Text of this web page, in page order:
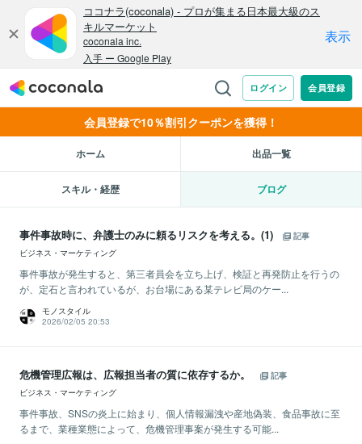
会員登録で10％割引クーポンを獲得！
ホーム 出品一覧
スキル・経歴 ブログ
事件事故時に、弁護士のみに頼るリスクを考える。(1)
記事
ビジネス・マーケティング
事件事故が発生すると、第三者員会を立ち上げ、検証と再発防止を行うの
が、定石と言われているが、お台場にある某テレビ局のケー...
モノスタイル
2026/02/05 20:53
危機管理広報は、広報担当者の質に依存するか。
記事
ビジネス・マーケティング
事件事故、SNSの炎上に始まり、個人情報漏洩や産地偽装、食品事故に至
るまで、業種業態によって、危機管理事案が発生する可能...